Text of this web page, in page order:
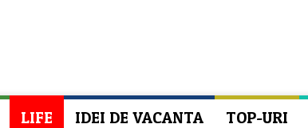
LIFE IDEI DE VACANTA TOP-URI